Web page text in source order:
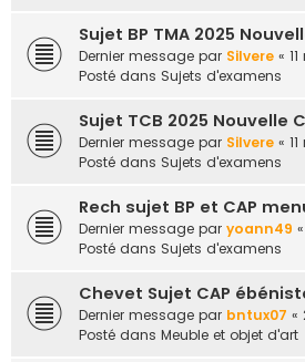
Sujet BP TMA 2025
Dernier message par Silvere «
Posté dans Sujets d'examens
Sujet TCB 2025 Nouvelle
Dernier message par Silvere «
Posté dans Sujets d'examens
Rech sujet BP et CAP
Dernier message par yoann49 «
Posté dans Sujets d'examens
Chevet Sujet CAP
Dernier message par bntux07 «
Posté dans Meuble et objet d'art